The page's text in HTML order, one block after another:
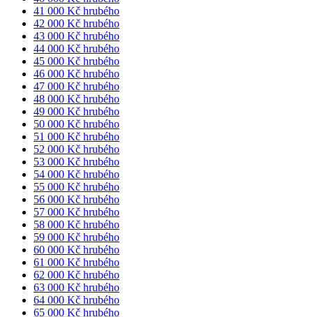
41 000 Kč hrubého
42 000 Kč hrubého
43 000 Kč hrubého
44 000 Kč hrubého
45 000 Kč hrubého
46 000 Kč hrubého
47 000 Kč hrubého
48 000 Kč hrubého
49 000 Kč hrubého
50 000 Kč hrubého
51 000 Kč hrubého
52 000 Kč hrubého
53 000 Kč hrubého
54 000 Kč hrubého
55 000 Kč hrubého
56 000 Kč hrubého
57 000 Kč hrubého
58 000 Kč hrubého
59 000 Kč hrubého
60 000 Kč hrubého
61 000 Kč hrubého
62 000 Kč hrubého
63 000 Kč hrubého
64 000 Kč hrubého
65 000 Kč hrubého